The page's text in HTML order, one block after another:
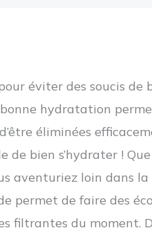
éviter des soucis de
bonne hydratation
éliminées
de bien s’hydrater !
aventuriez loin dans
permet de faire des
filtrantes du moment.